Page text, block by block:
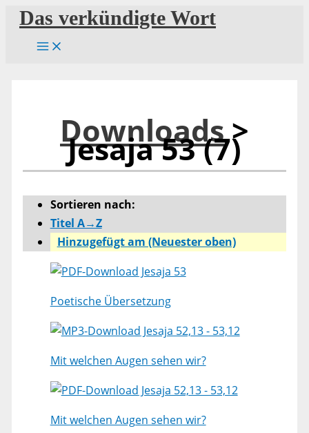
Zum
Inhalt
springen
Das verkündigte Wort
Downloads>
Jesaja 53 (7)
Sortieren nach:
Titel A→Z
Hinzugefügt am (Neuester oben)
Jesaja 53
Poetische Übersetzung
Jesaja 52,13 - 53,12
Mit welchen Augen sehen wir?
Jesaja 52,13 - 53,12
Mit welchen Augen sehen wir?